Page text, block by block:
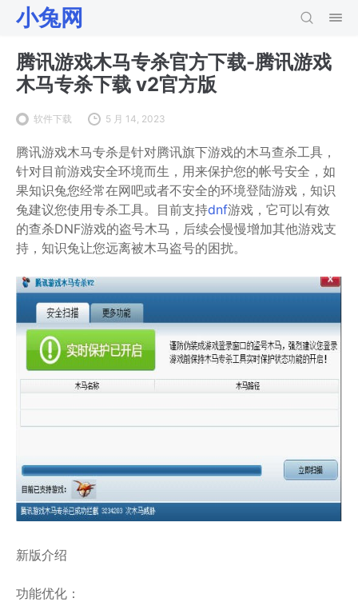
小兔网
腾讯游戏木马专杀官方下载-腾讯游戏
木马专杀下载 v2官方版
软件下载 5 月 14, 2023
腾讯游戏木马专杀是针对腾讯旗下游戏的木马查杀工具，
针对目前游戏安全环境而生，用来保护您的帐号安全，如
果知识兔您经常在网吧或者不安全的环境登陆游戏，知识
兔建议您使用专杀工具。目前支持dnf游戏，它可以有效
的查杀DNF游戏的盗号木马，后续会慢慢增加其他游戏支
持，知识兔让您远离被木马盗号的困扰。
新版介绍
功能优化：